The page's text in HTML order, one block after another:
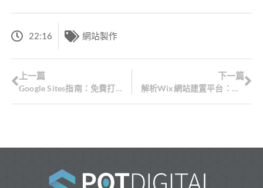
22:16 網站製作
上一篇
Google Sites指南：免費打造個人網站的完整步驟
下一篇
解析Wix網站建置平台：打造專屬網路空間的完美利器